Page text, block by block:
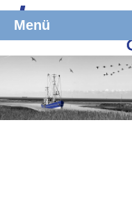
Menü